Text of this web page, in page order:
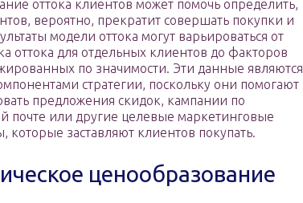
оттока клиентов может помочь определить,
вероятно, прекратит совершать покупки и
модели оттока могут варьироваться от
оттока для отдельных клиентов до факторов
по значимости. Эти данные являются
стратегии, поскольку они помогают
предложения скидок, кампании по
почте или другие целевые маркетинговые
которые заставляют клиентов покупать.
ценообразование